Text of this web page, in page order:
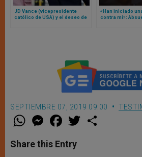
JD Vance (vicepresidente
católico de USA) y el deseo de
«Han iniciado
contra mí»:
SEPTIEMBRE 07, 2019 09:00
W
t
s
M
e
s
e
F
a
e
b
w
Share this Entry